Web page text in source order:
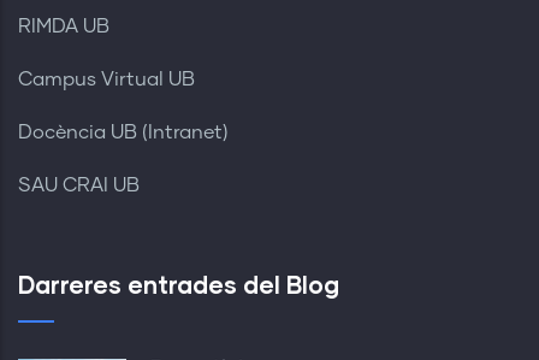
RIMDA UB
Campus Virtual UB
Docència UB (Intranet)
SAU CRAI UB
Darreres entrades del Blog